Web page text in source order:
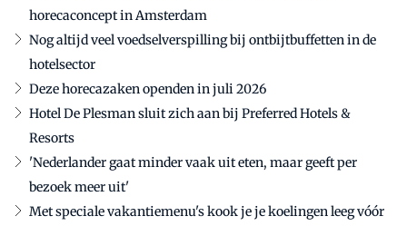
horecaconcept in Amsterdam
Nog altijd veel voedselverspilling bij ontbijtbuffetten in de
hotelsector
Deze horecazaken openden in juli 2026
Hotel De Plesman sluit zich aan bij Preferred Hotels &
Resorts
'Nederlander gaat minder vaak uit eten, maar geeft per
bezoek meer uit'
Met speciale vakantiemenu's kook je je koelingen leeg vóór